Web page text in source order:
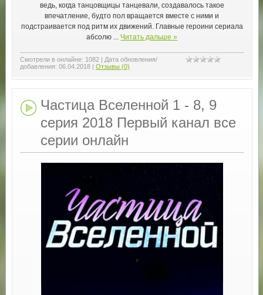
ведь, когда танцовщицы танцевали, создавалось такое
впечатление, будто пол вращается вместе с ними и
подстраивается под ритм их движений. Главные героини сериала
абсолю
Читать дальше »
Смотрели в онлайне: 1082| Дата обновления/
добавления: 06.04.2018 | Отзывы (0)
Частица Вселенной 1 - 8, 9
серия 2018 Первый канал все
серии онлайн